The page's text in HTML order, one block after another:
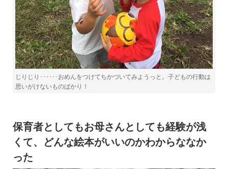
じりじり･･････おめんをつけてちかづいてみようっと。子どもの行動は
思いがけないものばかり！
保育者としてもお母さんとしても経験が浅
くて、どんな絵本がいいのかわからななか
った